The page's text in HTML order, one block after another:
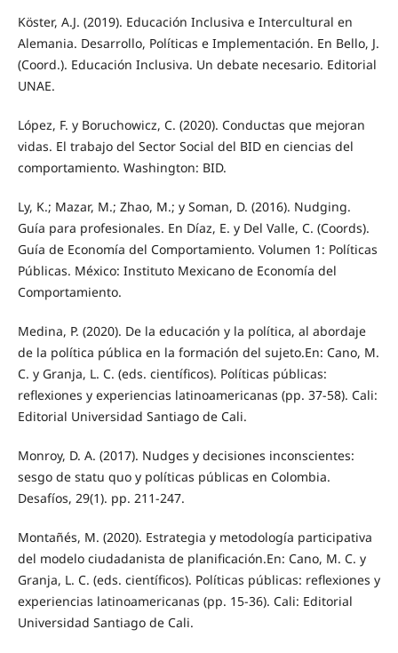
Köster, A.J. (2019). Educación Inclusiva e Intercultural en
Alemania. Desarrollo, Políticas e Implementación. En Bello, J.
(Coord.). Educación Inclusiva. Un debate necesario. Editorial
UNAE.
López, F. y Boruchowicz, C. (2020). Conductas que mejoran
vidas. El trabajo del Sector Social del BID en ciencias del
comportamiento. Washington: BID.
Ly, K.; Mazar, M.; Zhao, M.; y Soman, D. (2016). Nudging.
Guía para profesionales. En Díaz, E. y Del Valle, C. (Coords).
Guía de Economía del Comportamiento. Volumen 1: Políticas
Públicas. México: Instituto Mexicano de Economía del
Comportamiento.
Medina, P. (2020). De la educación y la política, al abordaje
de la política pública en la formación del sujeto.En: Cano, M.
C. y Granja, L. C. (eds. científicos). Políticas públicas:
reflexiones y experiencias latinoamericanas (pp. 37-58). Cali:
Editorial Universidad Santiago de Cali.
Monroy, D. A. (2017). Nudges y decisiones inconscientes:
sesgo de statu quo y políticas públicas en Colombia.
Desafíos, 29(1). pp. 211-247.
Montañés, M. (2020). Estrategia y metodología participativa
del modelo ciudadanista de planificación.En: Cano, M. C. y
Granja, L. C. (eds. científicos). Políticas públicas: reflexiones y
experiencias latinoamericanas (pp. 15-36). Cali: Editorial
Universidad Santiago de Cali.